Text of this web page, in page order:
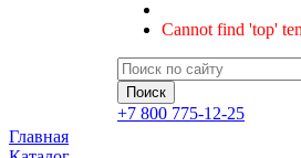
Cannot find 'top'
+7 800 775-12-25
Главная